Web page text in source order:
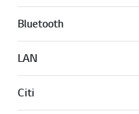
Bluetooth
LAN
Citi